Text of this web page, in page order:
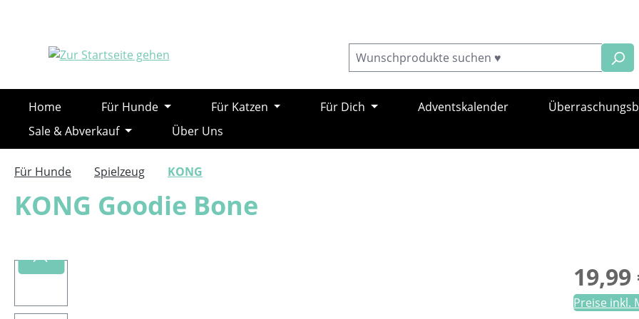
Home Für Hunde Für Katzen Für Dich Adventskalender
Sale & Abverkauf
Über Uns
Für Hunde Spielzeug KONG
KONG Goodie Bone
Bildergalerie überspringen Regulärer
19,99
Preise inkl.